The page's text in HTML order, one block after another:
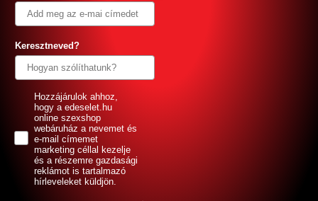
Keresztneved?
GDPRHozzájárulok ahhoz,
hogy a edeselet.hu
online szexshop
webáruház a nevemet és
e-mail címemet
marketing céllal kezelje
és a részemre gazdasági
reklámot is tartalmazó
hírleveleket küldjön.